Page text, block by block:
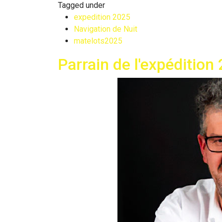
Tagged under
expedition 2025
Navigation de Nuit
matelots2025
Parrain de l'expédition